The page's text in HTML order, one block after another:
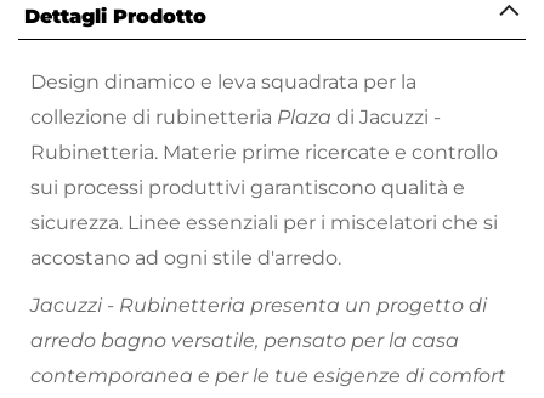
Dettagli Prodotto
Design dinamico e leva squadrata per la
collezione di rubinetteria Plaza di Jacuzzi -
Rubinetteria. Materie prime ricercate e controllo
sui processi produttivi garantiscono qualità e
sicurezza. Linee essenziali per i miscelatori che si
accostano ad ogni stile d'arredo.
Jacuzzi - Rubinetteria presenta un progetto di
arredo bagno versatile, pensato per la casa
contemporanea e per le tue esigenze di comfort